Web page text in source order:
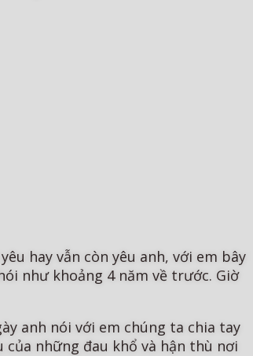
hay vẫn còn yêu anh, với em bây
như khoảng 4 năm về trước. Giờ
anh nói với em chúng ta chia tay
của những đau khổ và hận thù nơi